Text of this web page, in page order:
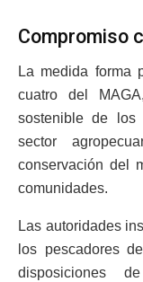
Compromiso
La medida forma
cuatro del
sostenible de los
sector
conservación del
comunidades.
Las autoridades
los pescadores
disposiciones